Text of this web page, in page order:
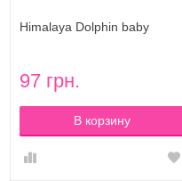
Himalaya Dolphin baby
97 грн.
В корзину